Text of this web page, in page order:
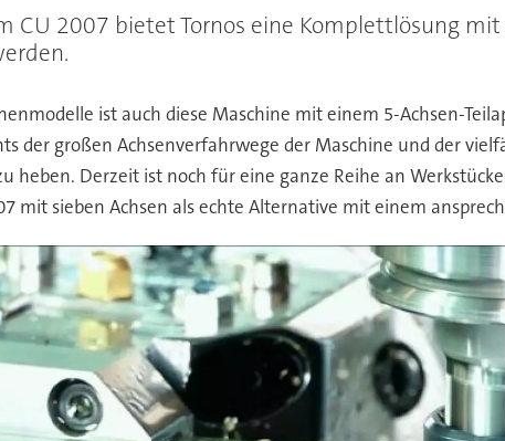
CU 2007 bietet Tornos eine Komplettlösung
ist auch diese Maschine mit einem 5-Achsen-
der großen Achsenverfahrwege der Maschine und der
heben. Derzeit ist noch für eine ganze Reihe an
mit sieben Achsen als echte Alternative mit einem